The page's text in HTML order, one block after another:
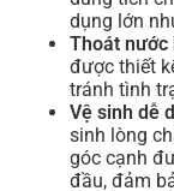
dụng lớn
Thoát nước
được thiết
tránh tình
Vệ sinh dễ
sinh lòng
góc cạnh
đầu, đảm